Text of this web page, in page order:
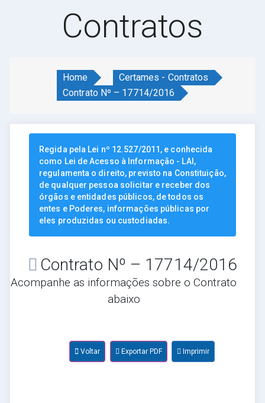
Contratos
Home
Certames - Contratos
Contrato Nº – 17714/2016
Regida pela Lei nº 12.527/2011, e conhecida
como Lei de Acesso à Informação - LAI,
regulamenta o direito, previsto na Constituição,
de qualquer pessoa solicitar e receber dos
órgãos e entidades públicos, de todos os
entes e Poderes, informações públicas por
eles produzidas ou custodiadas.
Contrato Nº – 17714/2016
Acompanhe as informações sobre o Contrato
abaixo
Voltar Exportar PDF Imprimir